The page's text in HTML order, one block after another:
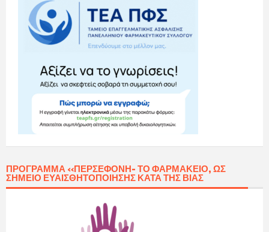
ΠΡΌΓΡΑΜΜΑ «ΠΕΡΣΕΦΌΝΗ- ΤΟ ΦΑΡΜΑΚΕΊΟ, ΩΣ
ΣΗΜΕΊΟ ΕΥΑΙΣΘΗΤΟΠΟΊΗΣΗΣ ΚΑΤΆ ΤΗΣ ΒΊΑΣ